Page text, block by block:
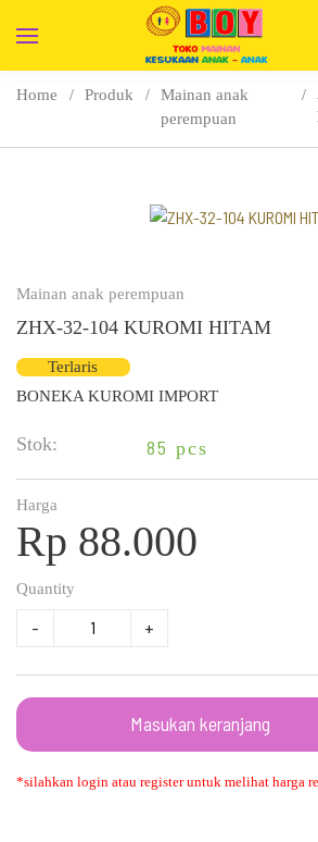
Home Produk
Mainan anak
perempuan
Mainan anak perempuan
ZHX-32-104 KUROMI HITAM
Terlaris
BONEKA KUROMI IMPORT
Stok: 85 pcs
Harga
Rp 88.000
Quantity
- +
Masukan keranjang
*silahkan login atau register untuk melihat harga